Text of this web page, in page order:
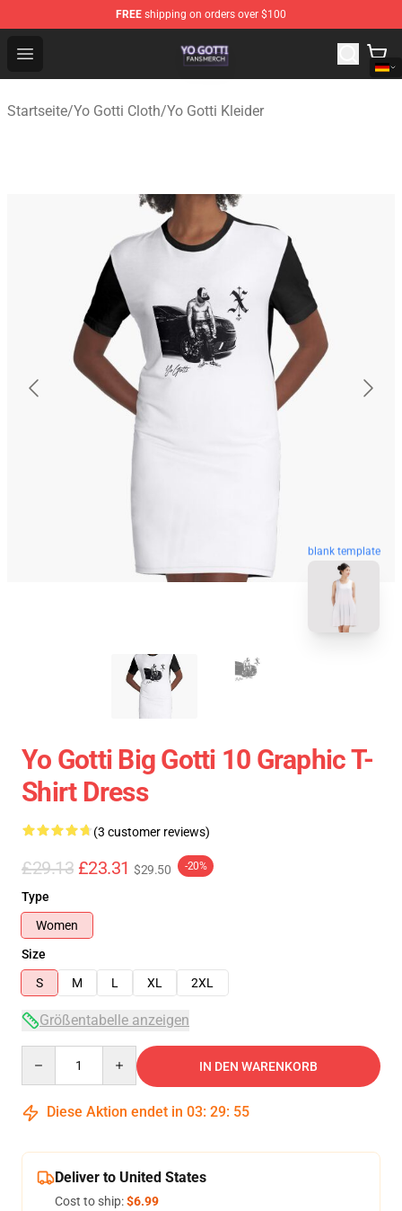
FREE shipping on orders over $100
Open menu
Yo Gotti Shop - Official Yo Gotti Merchandise Store
Startseite/Yo Gotti Cloth/Yo Gotti Kleider
blank template
Yo Gotti Big Gotti 10 Graphic T-
Shirt Dress
(3 customer reviews)
£29.13 £23.31 $29.50 -20%
Type
Women
Size
S
M L XL 2XL
Größentabelle anzeigen
IN DEN WARENKORB
Diese Aktion endet in 03: 29: 54
Deliver to United States
Cost to ship:$6.99